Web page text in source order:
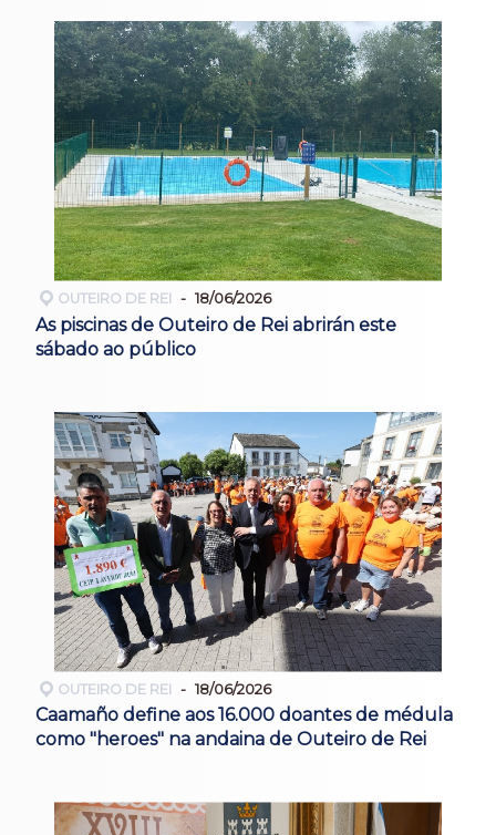
OUTEIRO DE REI 18/06/2026
As piscinas de Outeiro de Rei abrirán este
sábado ao público
OUTEIRO DE REI 18/06/2026
Caamaño define aos 16.000 doantes de médula
como "heroes" na andaina de Outeiro de Rei